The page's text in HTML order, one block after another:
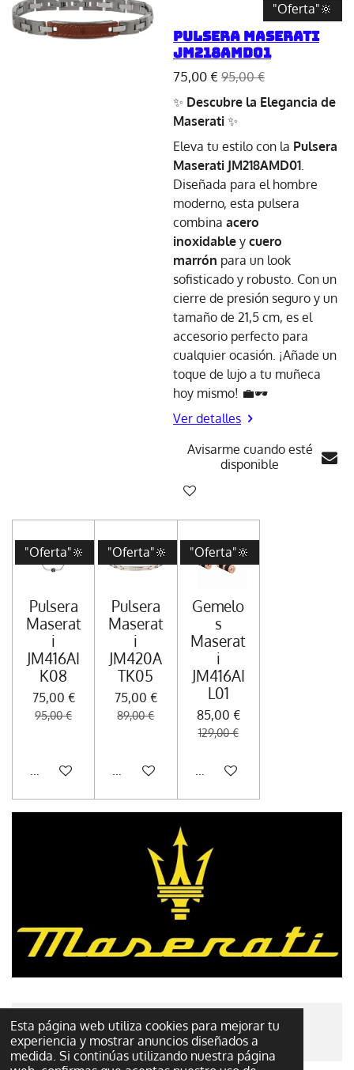
Esta página web utiliza cookies para mejorar tu
experiencia y mostrar anuncios diseñados a
medida. Si continúas utilizando nuestra página
"Oferta"🔆
Pulsera Maserati
JM218AMD01
75,00 € 95,00 €
✨ Descubre la Elegancia de
Maserati ✨
Eleva tu estilo con la Pulsera
Maserati JM218AMD01.
Diseñada para el hombre
moderno, esta pulsera
combina acero
inoxidable y cuero
marrón para un look
sofisticado y robusto. Con un
cierre de presión seguro y un
tamaño de 21,5 cm, es el
accesorio perfecto para
cualquier ocasión. ¡Añade un
toque de lujo a tu muñeca
hoy mismo! 💼🕶️
Ver detalles
Avisarme cuando esté
disponible
"Oferta"🔆
Pulsera
Maserat
i
JM416AI
K08
75,00 €
95,00 €
Añadir al carrito
"Oferta"🔆
Pulsera
Maserat
i
JM420A
TK05
75,00 €
89,00 €
Añadir al carrito
"Oferta"🔆
Gemelo
s
Maserat
i
JM416AI
L01
85,00 €
129,00 €
Añadir al carrito
© 2022 - 2026 El tesoro de plata